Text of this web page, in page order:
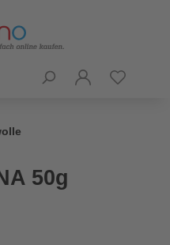
50g